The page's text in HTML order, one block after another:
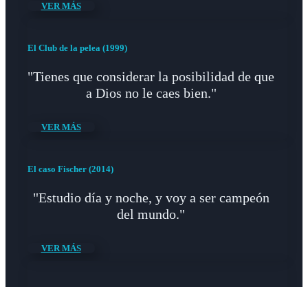
VER MÁS
El Club de la pelea (1999)
"Tienes que considerar la posibilidad de que
a Dios no le caes bien."
VER MÁS
El caso Fischer (2014)
"Estudio día y noche, y voy a ser campeón
del mundo."
VER MÁS